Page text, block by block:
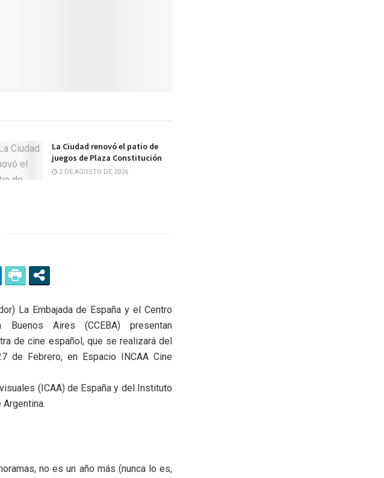
La Ciudad renovó el patio de
juegos de Plaza Constitución
2 DE AGOSTO DE 2026
La Embajada de España y el Centro
Aires (CCEBA) presentan
de cine español, que se realizará del
de Febrero, en Espacio INCAA Cine
(ICAA) de España y del Instituto
no es un año más (nunca lo es,